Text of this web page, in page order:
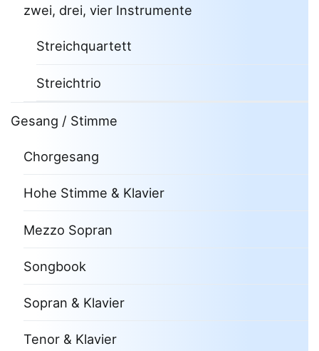
zwei, drei, vier Instrumente
Streichquartett
Streichtrio
Gesang / Stimme
Chorgesang
Hohe Stimme & Klavier
Mezzo Sopran
Songbook
Sopran & Klavier
Tenor & Klavier